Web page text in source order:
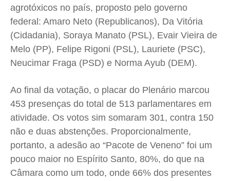
agrotóxicos no país, proposto pelo governo
federal: Amaro Neto (Republicanos), Da Vitória
(Cidadania), Soraya Manato (PSL), Evair Vieira de
Melo (PP), Felipe Rigoni (PSL), Lauriete (PSC),
Neucimar Fraga (PSD) e Norma Ayub (DEM).
Ao final da votação, o placar do Plenário marcou
453 presenças do total de 513 parlamentares em
atividade. Os votos sim somaram 301, contra 150
não e duas abstenções. Proporcionalmente,
portanto, a adesão ao “Pacote de Veneno” foi um
pouco maior no Espírito Santo, 80%, do que na
Câmara como um todo, onde 66% dos presentes